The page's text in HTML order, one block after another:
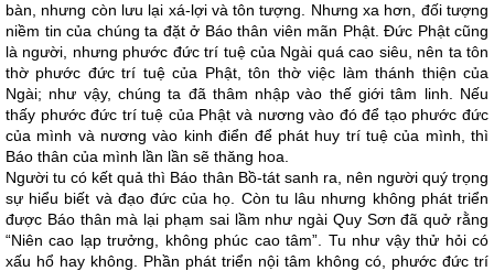
bàn, nhưng còn lưu lại xá-lợi và tôn tượng. Nhưng xa hơn, đối tượng
niềm tin của chúng ta đặt ở Báo thân viên mãn Phật. Đức Phật cũng
là người, nhưng phước đức trí tuệ của Ngài quá cao siêu, nên ta tôn
thờ phước đức trí tuệ của Phật, tôn thờ việc làm thánh thiện của
Ngài; như vậy, chúng ta đã thâm nhập vào thế giới tâm linh. Nếu
thấy phước đức trí tuệ của Phật và nương vào đó để tạo phước đức
của mình và nương vào kinh điển để phát huy trí tuệ của mình, thì
Báo thân của mình lần lần sẽ thăng hoa.
Người tu có kết quả thì Báo thân Bồ-tát sanh ra, nên người quý trọng
sự hiểu biết và đạo đức của họ. Còn tu lâu nhưng không phát triển
được Báo thân mà lại phạm sai lầm như ngài Quy Sơn đã quở rằng
“Niên cao lạp trưởng, không phúc cao tâm”. Tu như vậy thử hỏi có
xấu hổ hay không. Phần phát triển nội tâm không có, phước đức trí